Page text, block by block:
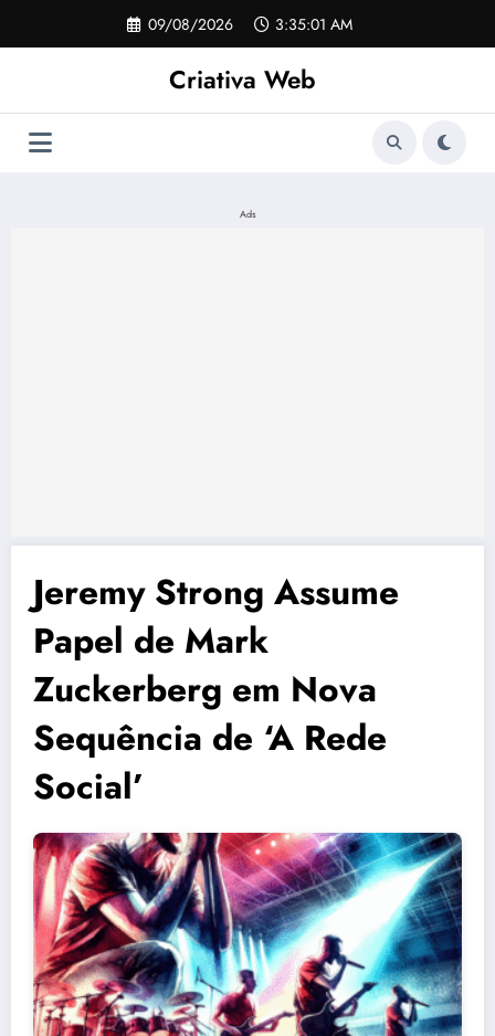
o
09/08/2026 3:35:01 AM
Criativa Web
Ads
Jeremy Strong Assume
Papel de Mark
Zuckerberg em Nova
Sequência de ‘A Rede
Social’